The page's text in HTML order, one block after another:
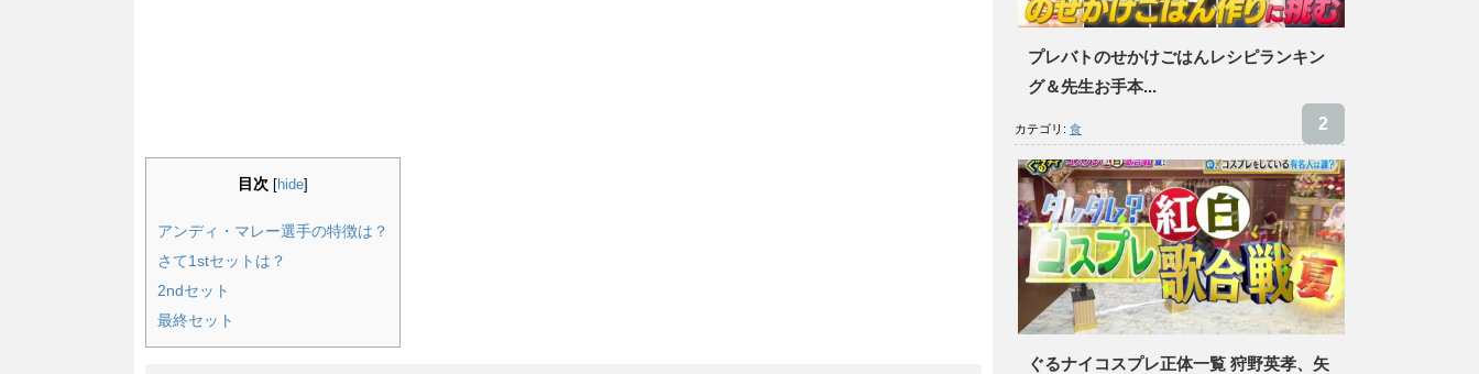
目次 [hide]
アンディ・マレー選手の特徴は？
さて1stセットは？
2ndセット
最終セット
プレバトのせかけごはんレシピランキン
グ＆先生お手本...
カテゴリ: 食
ぐるナイコスプレ正体一覧 狩野英孝、矢